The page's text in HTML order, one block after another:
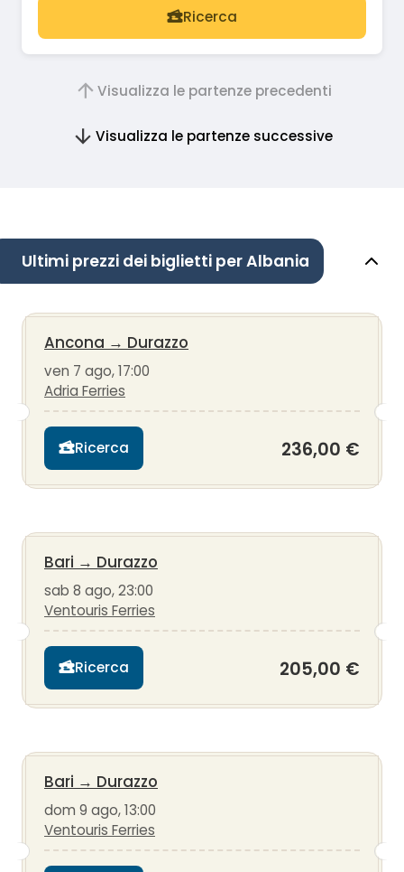
Ricerca
Visualizza le partenze precedenti
Visualizza le partenze successive
Ultimi prezzi dei biglietti per Albania
Ancona → Durazzo
ven 7 ago, 17:00
Adria Ferries
Ricerca 236,00 €
Bari → Durazzo
sab 8 ago, 23:00
Ventouris Ferries
Ricerca 205,00 €
Bari → Durazzo
dom 9 ago, 13:00
Ventouris Ferries